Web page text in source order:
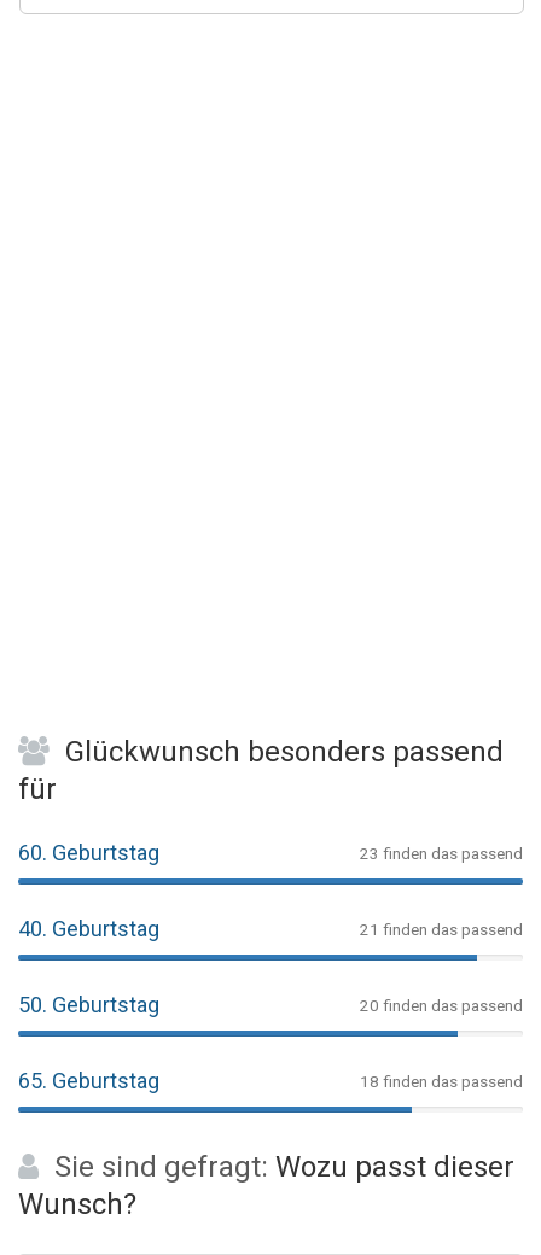
Glückwunsch besonders passend
für
60. Geburtstag 23 finden das passend
40. Geburtstag 21 finden das passend
50. Geburtstag 20 finden das passend
65. Geburtstag 18 finden das passend
Sie sind gefragt: Wozu passt dieser
Wunsch?